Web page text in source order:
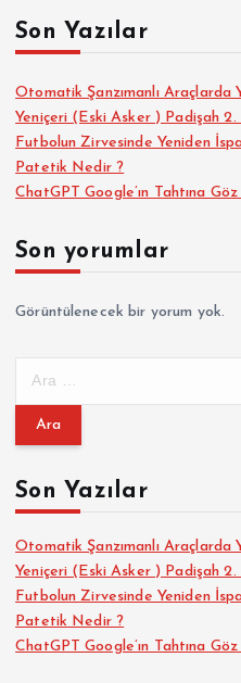
Son Yazılar
Otomatik Şanzımanlı Araçlarda
Yeniçeri (Eski Asker ) Padişah
Futbolun Zirvesinde Yeniden
Patetik Nedir ?
ChatGPT Google’ın Tahtına
Son yorumlar
Görüntülenecek bir yorum yok.
m
:Son Yazılar
Otomatik Şanzımanlı Araçlarda
Yeniçeri (Eski Asker ) Padişah
Futbolun Zirvesinde Yeniden
Patetik Nedir ?
ChatGPT Google’ın Tahtına